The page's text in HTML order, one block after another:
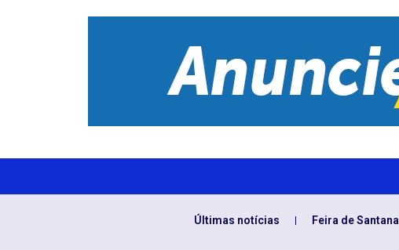
Últimas notícias Feira de Santana